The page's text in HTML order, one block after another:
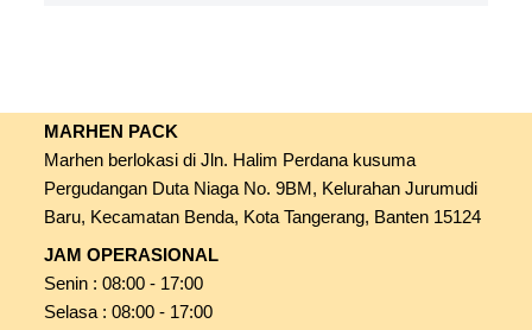
MARHEN PACK
Marhen berlokasi di Jln. Halim Perdana kusuma
Pergudangan Duta Niaga No. 9BM, Kelurahan Jurumudi
Baru, Kecamatan Benda, Kota Tangerang, Banten 15124
JAM OPERASIONAL
Senin : 08:00 - 17:00
Selasa : 08:00 - 17:00